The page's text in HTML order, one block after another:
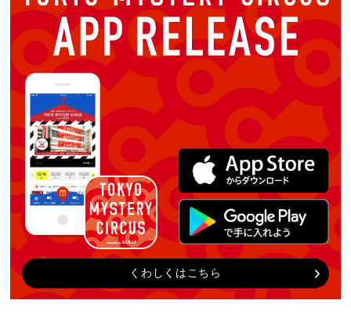
くわしくはこちら